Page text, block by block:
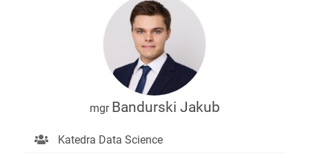
mgr Bandurski Jakub
Katedra Data Science